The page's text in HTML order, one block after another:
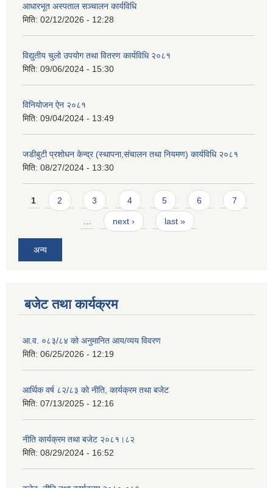
आधारभूत अस्पताल सञ्चालन कार्यविधि
मिति: 02/12/2026 - 12:28
विद्युतीय चुलो उपयोग तथा वितरण कार्यविधि २०८१
मिति: 09/06/2024 - 15:30
विनियोजन ऐन २०८१
मिति: 09/04/2024 - 13:49
जडीबुटी प्रशोधन केन्द्र (स्थापना,संचालन तथा नियमण) कार्यविधि २०८१
मिति: 08/27/2024 - 13:30
Pages
1 2 3 4 5 6 7
… next › last »
अन्य
बजेट तथा कार्यक्रम
आ.व. ०८३/८४ को अनुमानित आय/व्यय विवरण
मिति: 06/25/2026 - 12:19
आर्थिक वर्ष ८२/८३ को नीति, कार्यक्रम तथा बजेट
मिति: 07/13/2025 - 12:16
नीति कार्यक्रम तथा बजेट २०८१।८२
मिति: 08/29/2024 - 16:52